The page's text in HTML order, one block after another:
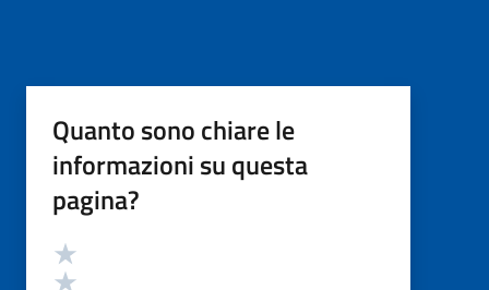
Quanto sono chiare le
informazioni su questa
pagina?
Valutazione